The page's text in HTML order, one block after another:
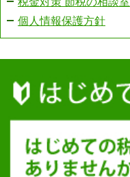
個人情報保護方針